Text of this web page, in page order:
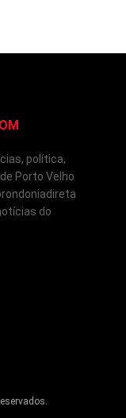
política,
Porto Velho
do